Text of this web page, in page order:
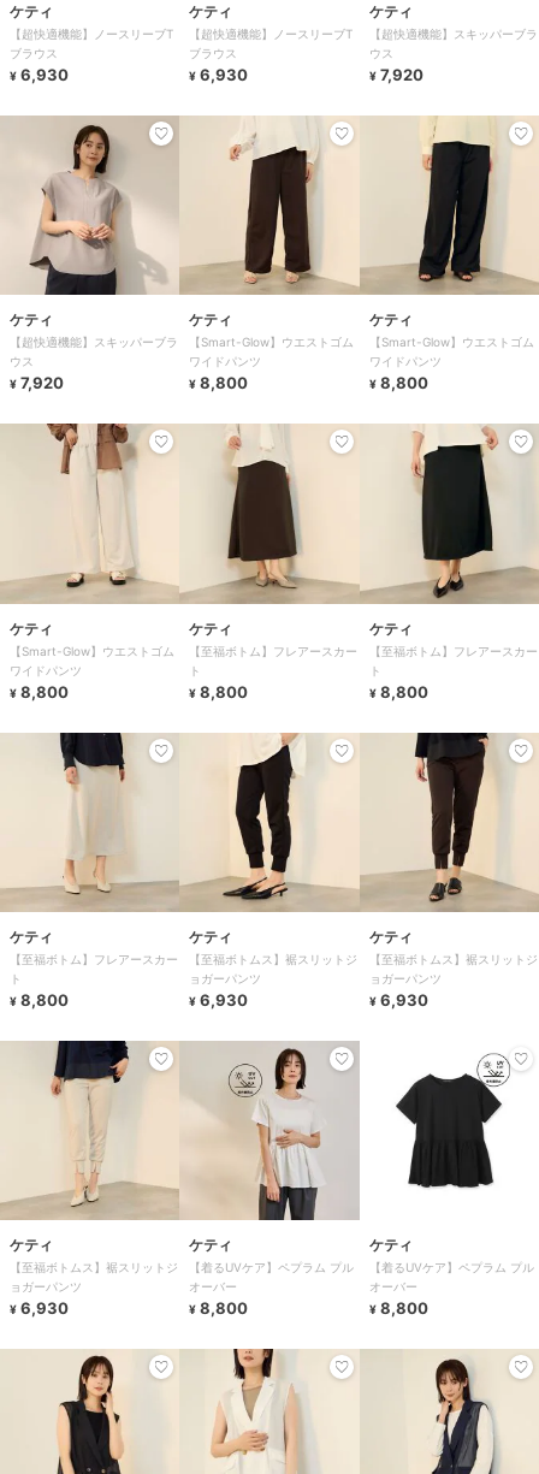
ケティ
【超快適機能】ノースリーブT
ブラウス
¥ 6,930
ケティ
【超快適機能】ノースリーブT
ブラウス
¥ 6,930
ケティ
【超快適機能】スキッパーブラ
ウス
¥ 7,920
ケティ
【超快適機能】スキッパーブラ
ウス
¥ 7,920
ケティ
【Smart-Glow】ウエストゴム
ワイドパンツ
¥ 8,800
ケティ
【Smart-Glow】ウエストゴム
ワイドパンツ
¥ 8,800
ケティ
【Smart-Glow】ウエストゴム
ワイドパンツ
¥ 8,800
ケティ
【至福ボトム】フレアースカー
ト
¥ 8,800
ケティ
【至福ボトム】フレアースカー
ト
¥ 8,800
ケティ
【至福ボトム】フレアースカー
ト
¥ 8,800
ケティ
【至福ボトムス】裾スリットジ
ョガーパンツ
¥ 6,930
ケティ
【至福ボトムス】裾スリットジ
ョガーパンツ
¥ 6,930
ケティ
【至福ボトムス】裾スリットジ
ョガーパンツ
¥ 6,930
ケティ
【着るUVケア】ペプラム プル
オーバー
¥ 8,800
ケティ
【着るUVケア】ペプラム プル
オーバー
¥ 8,800